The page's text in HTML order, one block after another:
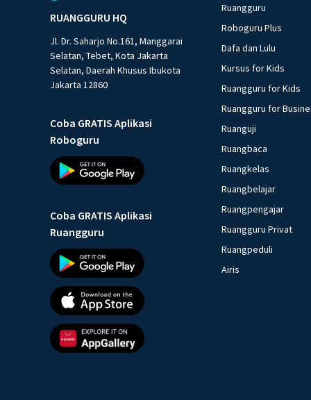
RUANGGURU HQ
Jl. Dr. Saharjo No.161, Manggarai
Selatan, Tebet, Kota Jakarta
Selatan, Daerah Khusus Ibukota
Jakarta 12860
Coba GRATIS Aplikasi
Roboguru
Coba GRATIS Aplikasi
Ruangguru
Ruangguru
Roboguru Plus
Dafa dan Lulu
Kursus for Kids
Ruangguru for Kids
Ruangguru for
Ruanguji
Ruangbaca
Ruangkelas
Ruangbelajar
Ruangpengajar
Ruangguru Privat
Ruangpeduli
Airis